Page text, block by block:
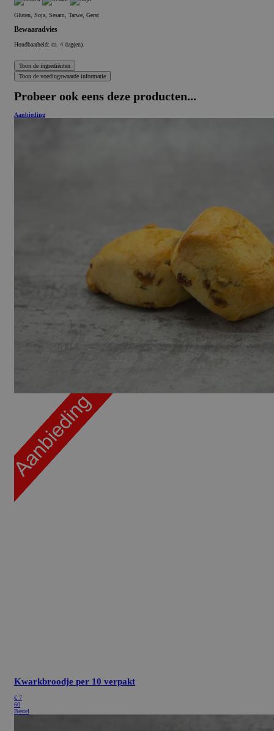
Gluten, Soja, Sesam, Tarwe, Gerst
Bewaaradvies
Houdbaarheid: ca. 4 dag(en).
Probeer ook eens deze producten...
Aanbieding
Kwarkbroodje per 10 verpakt
€ 7
60
Bestel